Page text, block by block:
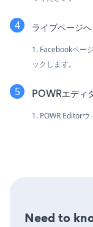
ライブページへ
1. Facebookペー
ックします。
POWRエディ
1. POWR Editorウ
Need to